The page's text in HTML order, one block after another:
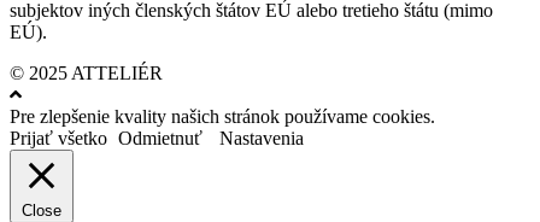
subjektov iných členských štátov EÚ alebo tretieho štátu (mimo
EÚ).
© 2025 ATTELIÉR
Pre zlepšenie kvality našich stránok používame cookies.
Prijať všetko Odmietnuť Nastavenia
Close